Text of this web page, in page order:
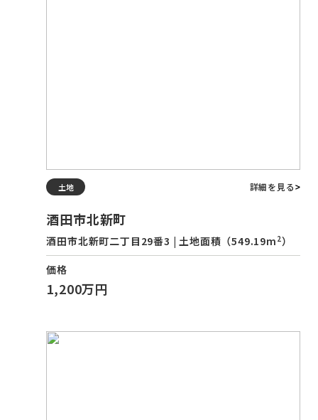
土地 詳細を見る
酒田市北新町
酒田市北新町二丁目29番3 | 土地面積（549.19m 2）
価格
1,200万円